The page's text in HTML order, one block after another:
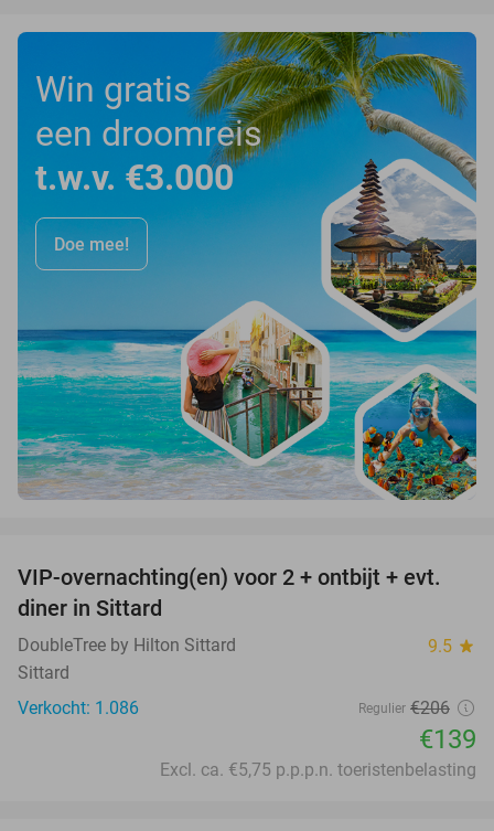
Win gratis
een droomreis
t.w.v. €3.000
Doe mee!
33%
VIP-overnachting(en) voor 2 + ontbijt + evt.
diner in Sittard
DoubleTree by Hilton Sittard 9.5 star
Sittard
Verkocht: 1.086
Regulier €206
€139
Excl. ca. €5,75 p.p.p.n. toeristenbelasting